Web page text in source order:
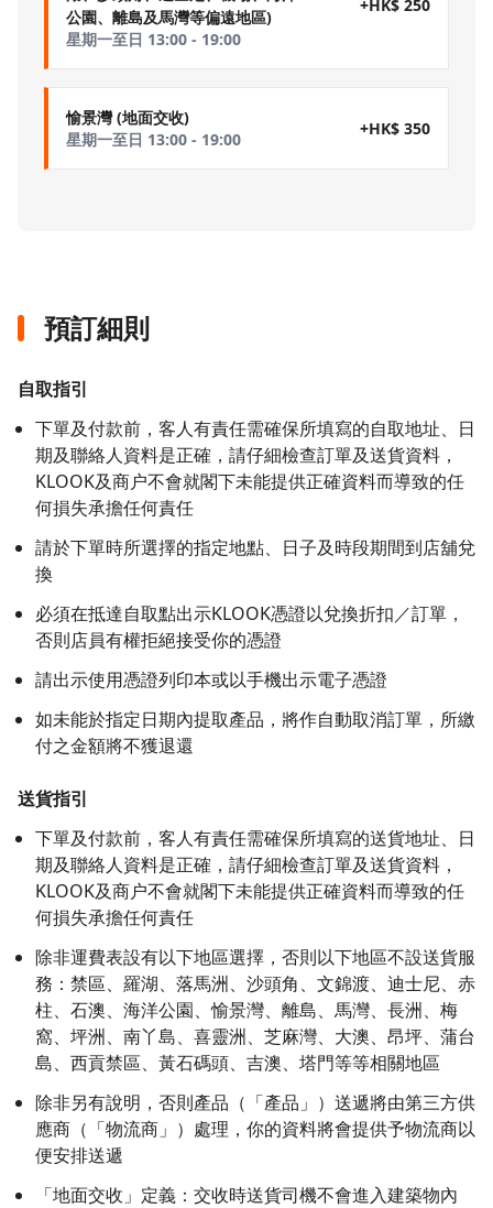
公園、離島及馬灣等偏遠地區)
星期一至日 13:00 - 19:00
+HK$ 250
愉景灣 (地面交收)
星期一至日 13:00 - 19:00
+HK$ 350
預訂細則
自取指引
下單及付款前，客人有責任需確保所填寫的自取地址、日
期及聯絡人資料是正確，請仔細檢查訂單及送貨資料，
KLOOK及商户不會就閣下未能提供正確資料而導致的任
何損失承擔任何責任
請於下單時所選擇的指定地點、日子及時段期間到店舖兌
換
必須在抵達自取點出示KLOOK憑證以兌換折扣／訂單，
否則店員有權拒絕接受你的憑證
請出示使用憑證列印本或以手機出示電子憑證
如未能於指定日期內提取產品，將作自動取消訂單，所繳
付之金額將不獲退還
送貨指引
下單及付款前，客人有責任需確保所填寫的送貨地址、日
期及聯絡人資料是正確，請仔細檢查訂單及送貨資料，
KLOOK及商户不會就閣下未能提供正確資料而導致的任
何損失承擔任何責任
除非運費表設有以下地區選擇，否則以下地區不設送貨服
務：禁區、羅湖、落馬洲、沙頭角、文錦渡、迪士尼、赤
柱、石澳、海洋公園、愉景灣、離島、馬灣、長洲、梅
窩、坪洲、南丫島、喜靈洲、芝麻灣、大澳、昂坪、蒲台
島、西貢禁區、黃石碼頭、吉澳、塔門等等相關地區
除非另有說明，否則產品（「產品」）送遞將由第三方供
應商（「物流商」）處理，你的資料將會提供予物流商以
便安排送遞
「地面交收」定義：交收時送貨司機不會進入建築物內